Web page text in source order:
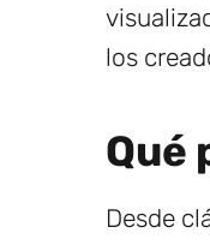
los
Qué
Desde